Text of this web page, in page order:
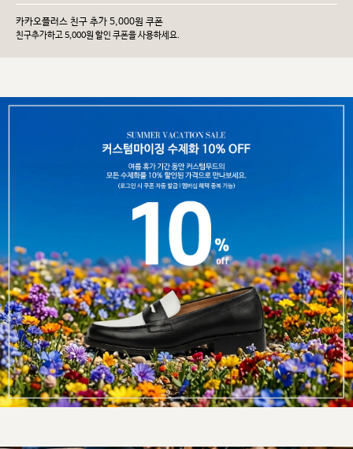
카카오플러스 친구 추가 5,000원 쿠폰
친구추가하고 5,000원 할인 쿠폰을 사용하세요.